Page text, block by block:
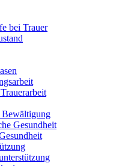
bei Trauer
Bewältigung
Gesundheit